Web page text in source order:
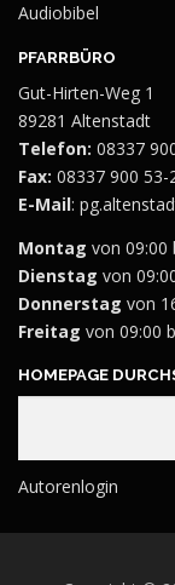
Audiobibel
PFARRBÜRO
Gut-Hirten-Weg 1
89281 Altenstadt
Telefon: 08337
Fax: 08337 900 53-
E-Mail:
Montag von 09:00
Dienstag von
Donnerstag von
Freitag von 09:00
HOMEPAGE
Autorenlogin